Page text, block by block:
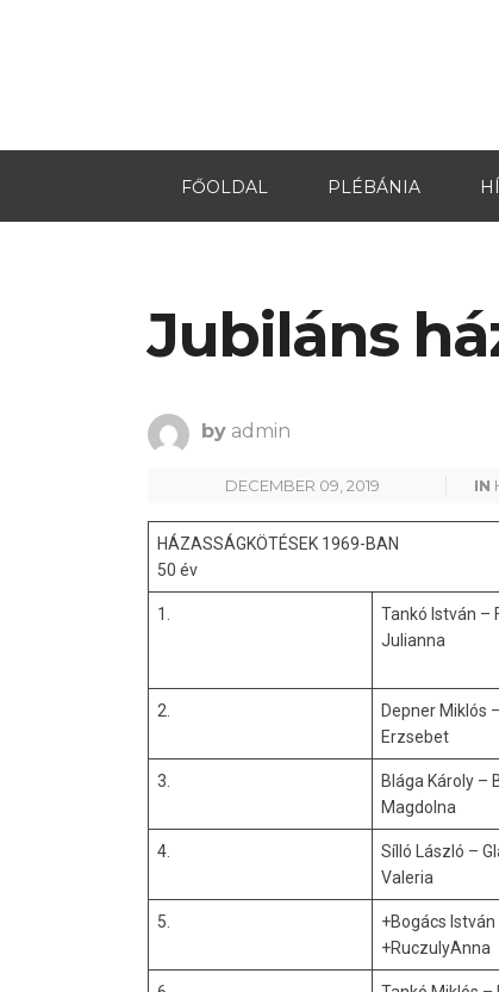
FŐOLDAL PLÉBÁNIA
Jubiláns
by admin
DECEMBER 09, 2019 IN
HÁZASSÁGKÖTÉSEK 1969-BAN
50 év
1.
Tankó István –
Julianna
2.
Depner Miklós
Erzsebet
3.
Blága Károly –
Magdolna
4.
Sílló László –
Valeria
5.
+Bogács István
+RuczulyAnna